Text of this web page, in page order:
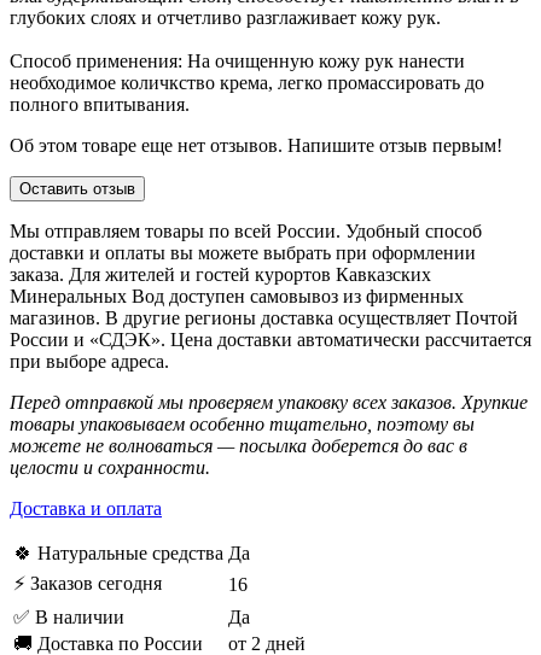
глубоких слоях и отчетливо разглаживает кожу рук.
Способ применения: На очищенную кожу рук нанести
необходимое количкство крема, легко промассировать до
полного впитывания.
Об этом товаре еще нет отзывов. Напишите отзыв первым!
Оставить отзыв
Мы отправляем товары по всей России. Удобный способ
доставки и оплаты вы можете выбрать при оформлении
заказа. Для жителей и гостей курортов Кавказских
Минеральных Вод доступен самовывоз из фирменных
магазинов. В другие регионы доставка осуществляет Почтой
России и «СДЭК». Цена доставки автоматически рассчитается
при выборе адреса.
Перед отправкой мы проверяем упаковку всех заказов. Хрупкие
товары упаковываем особенно тщательно, поэтому вы
можете не волноваться — посылка доберется до вас в
целости и сохранности.
Доставка и оплата
🍀 Натуральные средства Да
⚡ Заказов сегодня
16
✅ В наличии
Да
🚚 Доставка по России
от 2 дней